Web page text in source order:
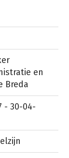
en
Breda
- 30-04-